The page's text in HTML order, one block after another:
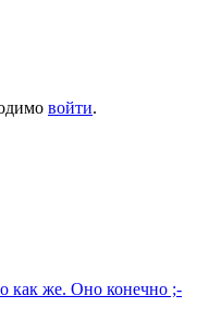
войти.
как же. Оно конечно ;-